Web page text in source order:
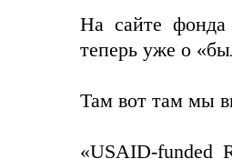
На сайте
теперь уже о
Там вот там мы
«USAID-funded